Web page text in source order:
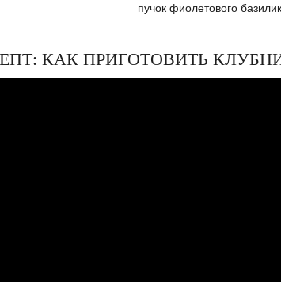
пучок фиолетового
КАК ПРИГОТОВИТЬ